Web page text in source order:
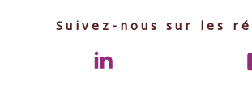
Suivez-nous sur les